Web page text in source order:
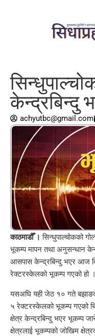
केन्द्रबिन्दु
achyutbc@gmail.com
काठमाडौँ । सिन्धुपाल्चोकको
भूकम्प मापन तथा अनुसन्धान
आसपास केन्द्रबिन्दु भएर आज
रेक्टरस्केलको भूकम्प गएको हो ।
यसअघि यही जेठ १० गते
५ रेक्टरस्केलको भूकम्प गएको
क्षेत्र केन्द्रबिन्दु भएर भूकम्प
क्षेत्रलाई भूकम्पको जोखिम